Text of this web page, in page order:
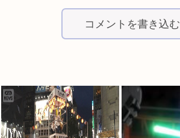
コメントを書き込む